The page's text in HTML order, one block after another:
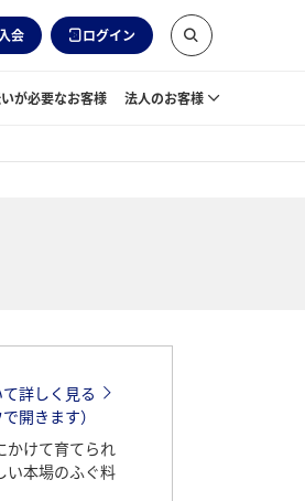
会 ログイン
が必要なお客様 法人のお客様
詳しく見る
開きます）
かけて育てられ
い本場のふぐ料